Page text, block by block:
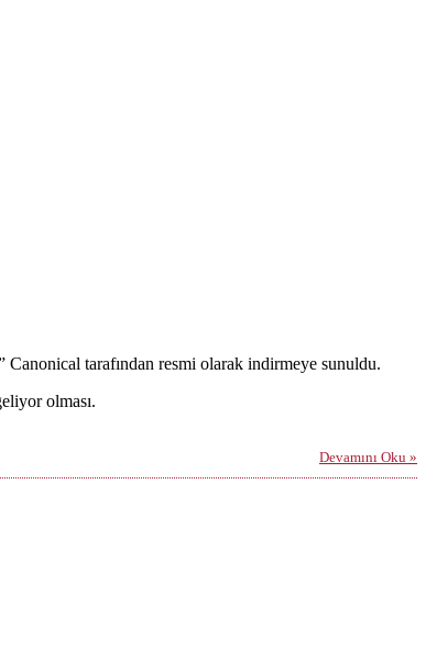
tarafından resmi olarak indirmeye sunuldu.
olması.
Devamını Oku »